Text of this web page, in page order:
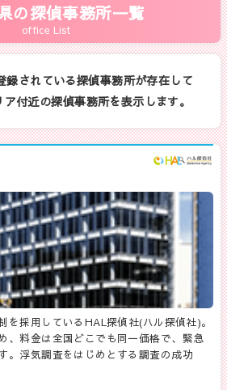
の探偵事務所一覧
office List
録されている探偵事務所が存在して
付近の探偵事務所を表示します。
を採用しているHAL探偵社(ハル探偵社)。
、料金は全国どこでも同一価格で、緊急
。浮気調査をはじめとする調査の成功